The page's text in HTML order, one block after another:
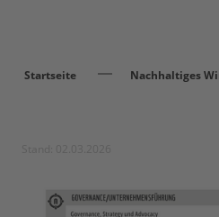
Startseite Nachhaltiges